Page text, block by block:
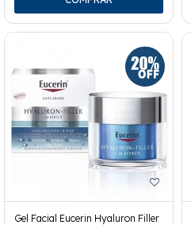
Gel Facial Eucerin Hyaluron Filler